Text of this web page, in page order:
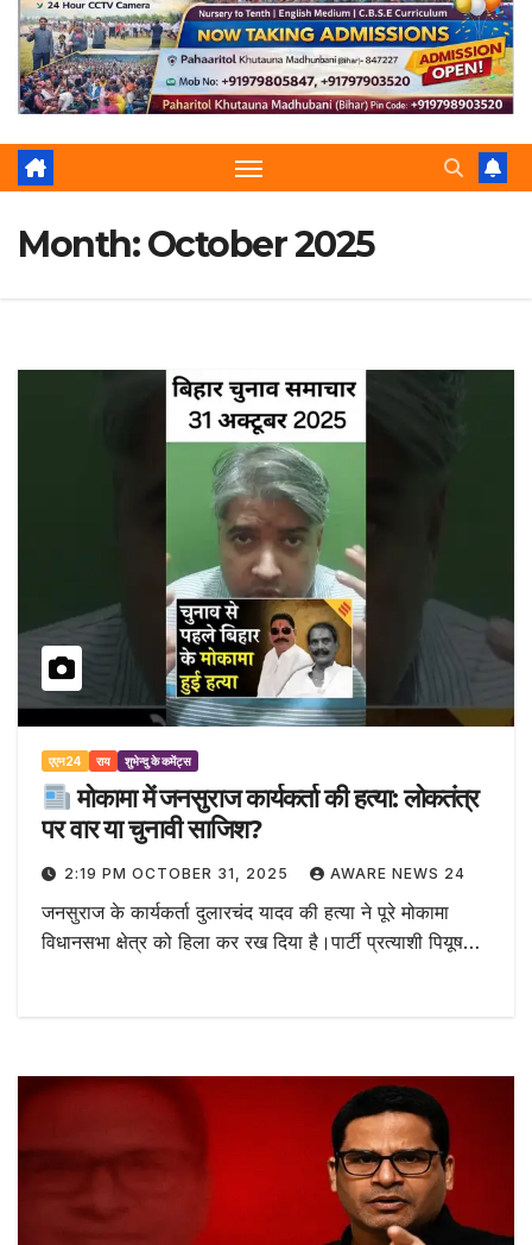
Month:October 2025
एएन24 राय शुभेन्दु के कमेंट्स
मोकामा में जनसुराज कार्यकर्ता की हत्या: लोकतंत्र
पर वार या चुनावी साजिश?
2:19 PM OCTOBER 31, 2025 AWARE NEWS 24
जनसुराज के कार्यकर्ता दुलारचंद यादव की हत्या ने पूरे मोकामा
विधानसभा क्षेत्र को हिला कर रख दिया है।पार्टी प्रत्याशी पियूष…
pa
m
e